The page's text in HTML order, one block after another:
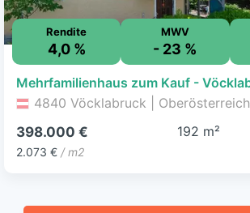
Rendite
4,0 %
MWV
- 23 %
4840 Vöcklabruck | Oberösterreich
398.000 €
2.073 € / m2
192 m²